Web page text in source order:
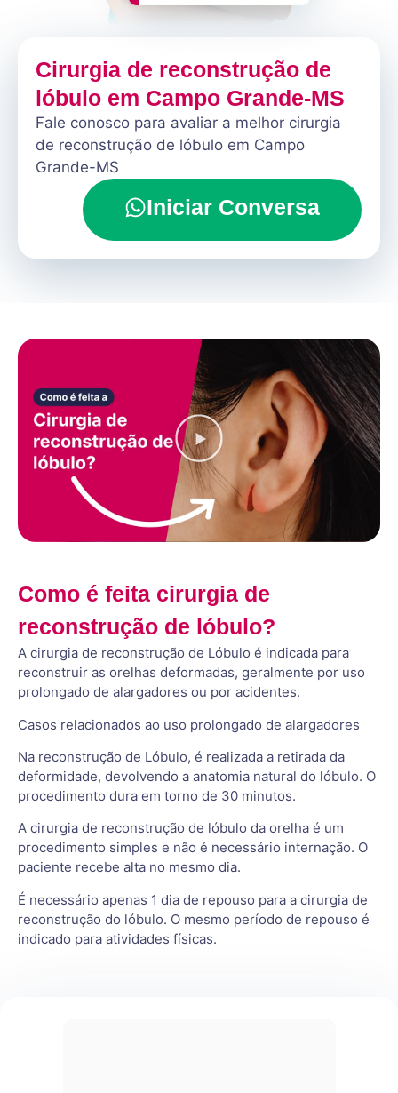
Cirurgia de reconstrução de
lóbulo em Campo Grande-MS
Fale conosco para avaliar a melhor cirurgia
de reconstrução de lóbulo em Campo
Grande-MS
Iniciar Conversa
Como é feita cirurgia de
reconstrução de lóbulo?
A cirurgia de reconstrução de Lóbulo é indicada para
reconstruir as orelhas deformadas, geralmente por uso
prolongado de alargadores ou por acidentes.
Casos relacionados ao uso prolongado de alargadores
Na reconstrução de Lóbulo, é realizada a retirada da
deformidade, devolvendo a anatomia natural do lóbulo. O
procedimento dura em torno de 30 minutos.
A cirurgia de reconstrução de lóbulo da orelha é um
procedimento simples e não é necessário internação. O
paciente recebe alta no mesmo dia.
É necessário apenas 1 dia de repouso para a cirurgia de
reconstrução do lóbulo. O mesmo período de repouso é
indicado para atividades físicas.